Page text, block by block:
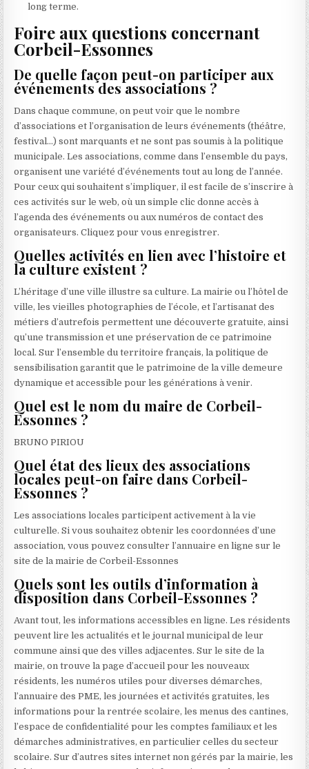
long terme.
Foire aux questions concernant
Corbeil-Essonnes
De quelle façon peut-on participer aux
événements des associations ?
Dans chaque commune, on peut voir que le nombre
d’associations et l’organisation de leurs événements (théâtre,
festival…) sont marquants et ne sont pas soumis à la politique
municipale. Les associations, comme dans l’ensemble du pays,
organisent une variété d’événements tout au long de l’année.
Pour ceux qui souhaitent s’impliquer, il est facile de s’inscrire à
ces activités sur le web, où un simple clic donne accès à
l’agenda des événements ou aux numéros de contact des
organisateurs. Cliquez pour vous enregistrer.
Quelles activités en lien avec l’histoire et
la culture existent ?
L’héritage d’une ville illustre sa culture. La mairie ou l’hôtel de
ville, les vieilles photographies de l’école, et l’artisanat des
métiers d’autrefois permettent une découverte gratuite, ainsi
qu’une transmission et une préservation de ce patrimoine
local. Sur l’ensemble du territoire français, la politique de
sensibilisation garantit que le patrimoine de la ville demeure
dynamique et accessible pour les générations à venir.
Quel est le nom du maire de Corbeil-
Essonnes ?
BRUNO PIRIOU
Quel état des lieux des associations
locales peut-on faire dans Corbeil-
Essonnes ?
Les associations locales participent activement à la vie
culturelle. Si vous souhaitez obtenir les coordonnées d’une
association, vous pouvez consulter l’annuaire en ligne sur le
site de la mairie de Corbeil-Essonnes
Quels sont les outils d’information à
disposition dans Corbeil-Essonnes ?
Avant tout, les informations accessibles en ligne. Les résidents
peuvent lire les actualités et le journal municipal de leur
commune ainsi que des villes adjacentes. Sur le site de la
mairie, on trouve la page d’accueil pour les nouveaux
résidents, les numéros utiles pour diverses démarches,
l’annuaire des PME, les journées et activités gratuites, les
informations pour la rentrée scolaire, les menus des cantines,
l’espace de confidentialité pour les comptes familiaux et les
démarches administratives, en particulier celles du secteur
scolaire. Sur d’autres sites internet non gérés par la mairie, les